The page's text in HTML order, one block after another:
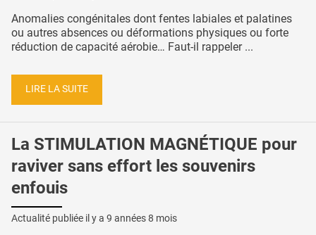
Anomalies congénitales dont fentes labiales et palatines
ou autres absences ou déformations physiques ou forte
réduction de capacité aérobie… Faut-il rappeler ...
LIRE LA SUITE
La STIMULATION MAGNÉTIQUE pour
raviver sans effort les souvenirs
enfouis
Actualité publiée il y a 9 années 8 mois